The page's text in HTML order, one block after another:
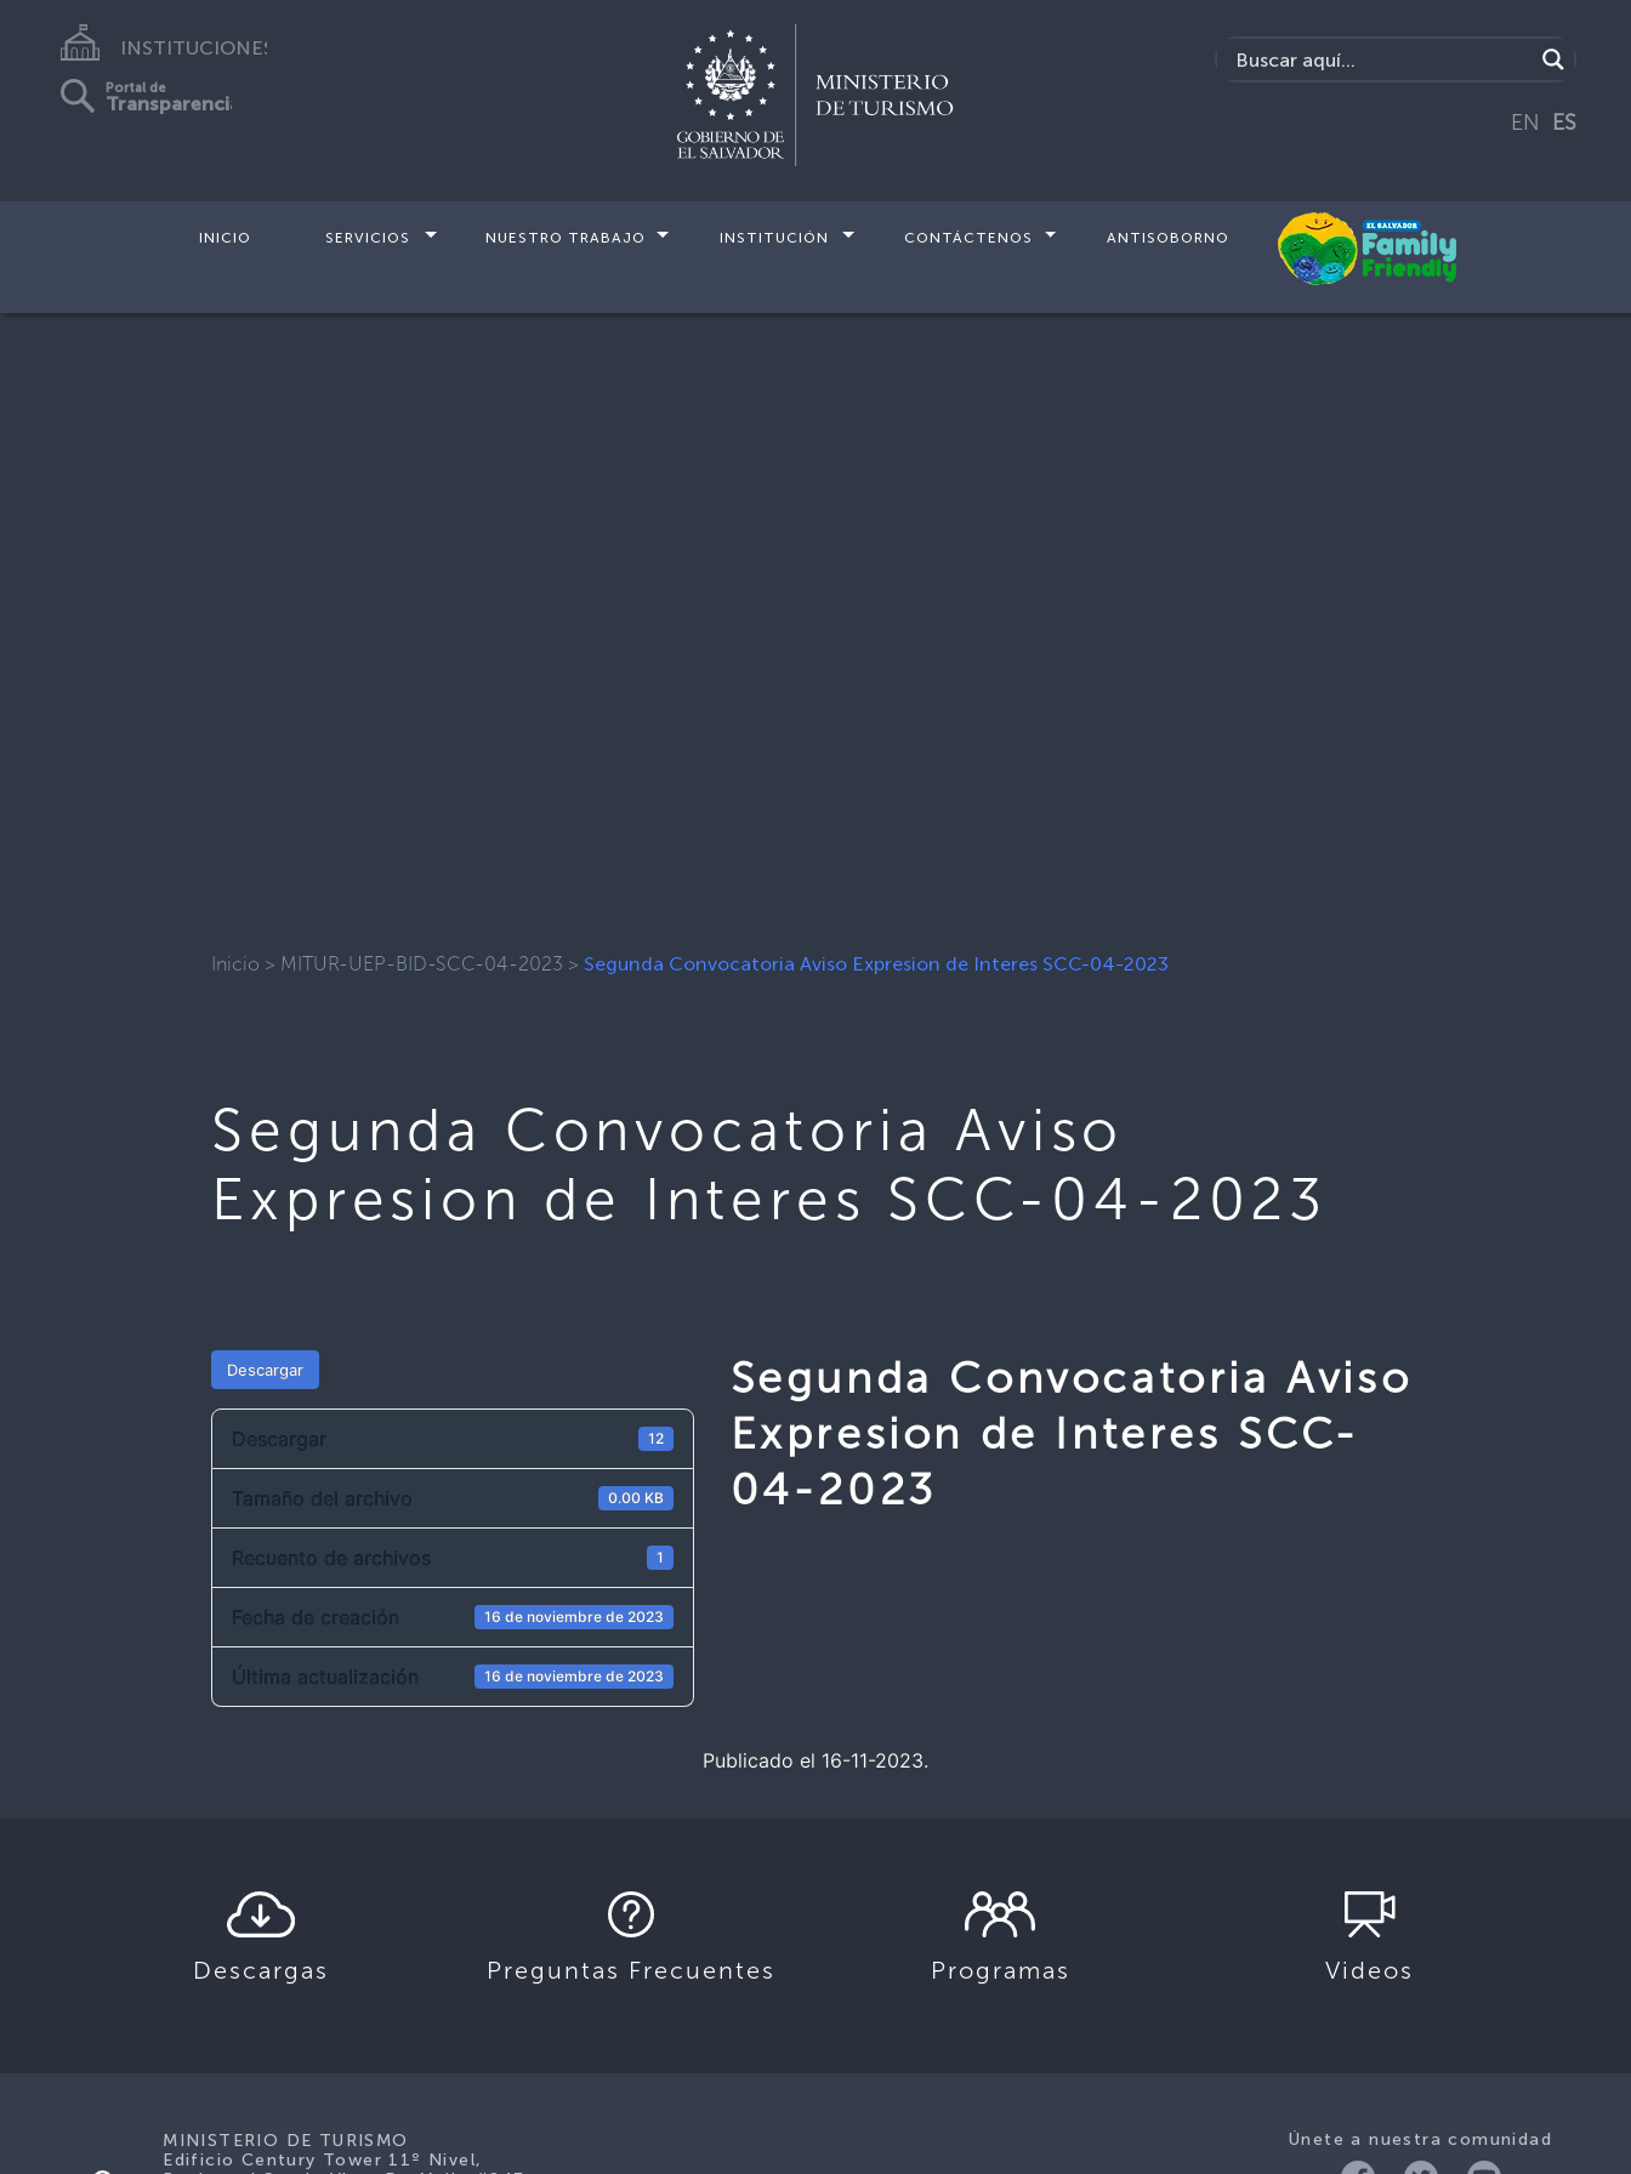
INSTITUCIONES
Portal de
Transparencia
EN ES
INICIO SERVICIOS NUESTRO TRABAJO INSTITUCIÓN CONTÁCTENOS ANTISOBORNO
Inicio > MITUR-UEP-BID-SCC-04-2023 > Segunda Convocatoria Aviso Expresion de Interes SCC-04-2023
Segunda Convocatoria Aviso
Expresion de Interes SCC-04-2023
Descargar
Descargar 12
Tamaño del archivo 0.00 KB
Recuento de archivos 1
Fecha de creación 16 de noviembre de 2023
Última actualización 16 de noviembre de 2023
Segunda Convocatoria Aviso
Expresion de Interes SCC-
04-2023
Publicado el 16-11-2023.
Descargas Preguntas Frecuentes Programas Videos
Únete a nuestra comunidad
MINISTERIO DE TURISMO
Edificio Century Tower 11º Nivel,